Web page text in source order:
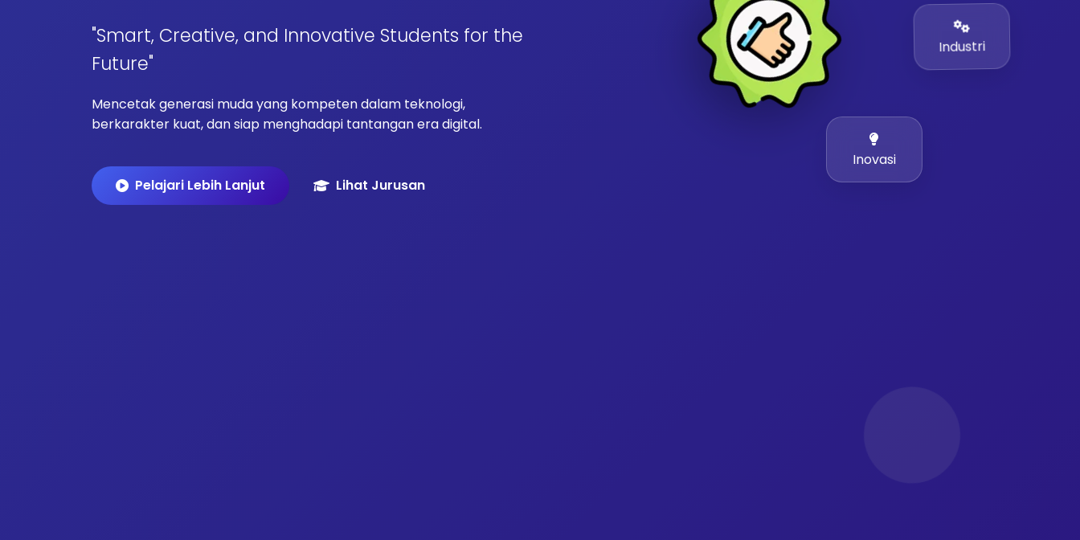
"Smart, Creative, and Innovative Students for the
Future"
Mencetak generasi muda yang kompeten dalam teknologi,
berkarakter kuat, dan siap menghadapi tantangan era digital.
Pelajari Lebih Lanjut Lihat Jurusan
Industri
Inovasi